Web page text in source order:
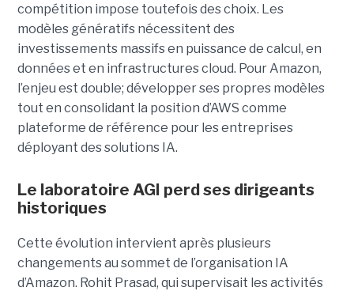
compétition impose toutefois des choix. Les
modèles génératifs nécessitent des
investissements massifs en puissance de calcul, en
données et en infrastructures cloud. Pour Amazon,
l’enjeu est double; développer ses propres modèles
tout en consolidant la position d’AWS comme
plateforme de référence pour les entreprises
déployant des solutions IA.
Le laboratoire AGI perd ses dirigeants
historiques
Cette évolution intervient après plusieurs
changements au sommet de l’organisation IA
d’Amazon. Rohit Prasad, qui supervisait les activités